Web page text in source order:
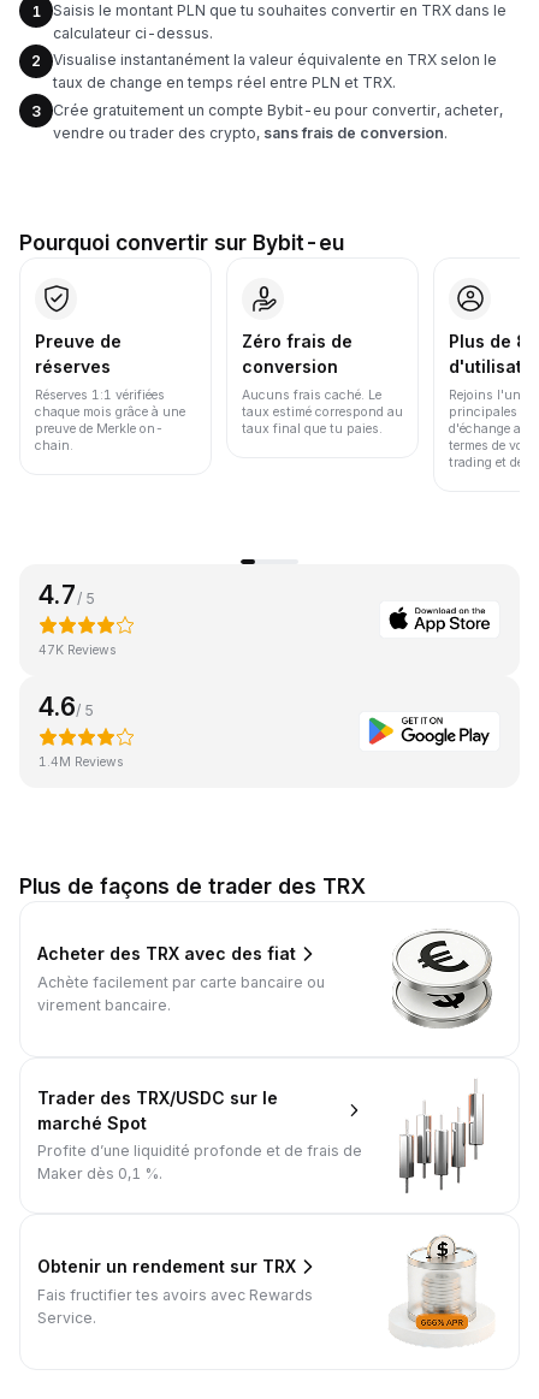
1
Saisis le montant PLN que tu souhaites convertir en TRX dans le
calculateur ci-dessus.
2
Visualise instantanément la valeur équivalente en TRX selon le
taux de change en temps réel entre PLN et TRX.
3
Crée gratuitement un compte Bybit-eu pour convertir, acheter,
vendre ou trader des crypto, sans frais de conversion.
Pourquoi convertir sur Bybit-eu
Preuve de
réserves
Réserves 1:1 vérifiées
chaque mois grâce à une
preuve de Merkle on-
chain.
Zéro frais de
conversion
Aucuns frais caché. Le
taux estimé correspond au
taux final que tu paies.
Plus de
Rejoins l'une
principales
d'échange au
termes de
trading et de
4.7 / 5
47K Reviews
4.6/ 5
1.4M Reviews
Plus de façons de trader des TRX
Acheter des TRX avec des fiat
Achète facilement par carte bancaire ou
virement bancaire.
Trader des TRX/USDC sur le
marché Spot
Profite d’une liquidité profonde et de frais de
Maker dès 0,1 %.
Obtenir un rendement sur TRX
Fais fructifier tes avoirs avec Rewards
Service.